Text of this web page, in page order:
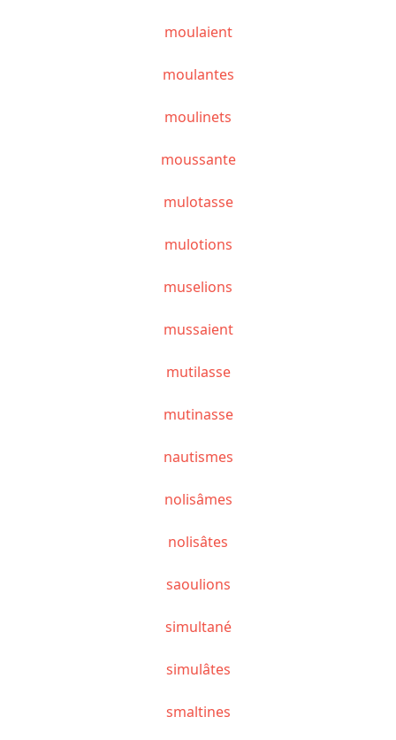
moulaient
moulantes
moulinets
moussante
mulotasse
mulotions
muselions
mussaient
mutilasse
mutinasse
nautismes
nolisâmes
nolisâtes
saoulions
simultané
simulâtes
smaltines